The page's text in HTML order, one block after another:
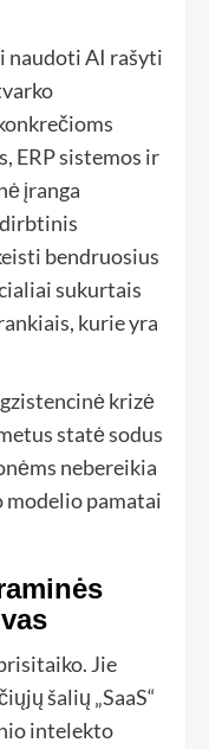
naudoti AI rašyti
ERP sistemos ir
įranga
bendruosius
sukurtais
kurie yra
krizė
statė sodus
nebereikia
modelio pamatai
Jie
šalių „SaaS“
intelekto